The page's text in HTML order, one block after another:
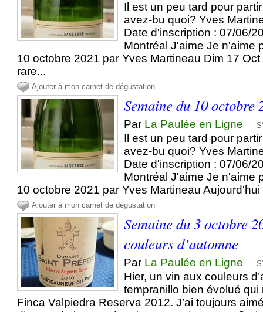
Il est un peu tard pour
avez-bu quoi? Yves
Date d'inscription : 07/06/
Montréal J'aime Je n'aime
10 octobre 2021 par Yves Martineau Dim 17
rare...
Ajouter à mon carnet de dégustation
Semaine du 10 octobre
Par La Paulée en Ligne
Il est un peu tard pour
avez-bu quoi? Yves
Date d'inscription : 07/06/
Montréal J'aime Je n'aime
10 octobre 2021 par Yves Martineau
Ajouter à mon carnet de dégustation
Semaine du 3 octobre
couleurs d’automne
Par La Paulée en Ligne
Hier, un vin aux couleurs
tempranillo bien évolué
Finca Valpiedra Reserva 2012. J’ai toujours